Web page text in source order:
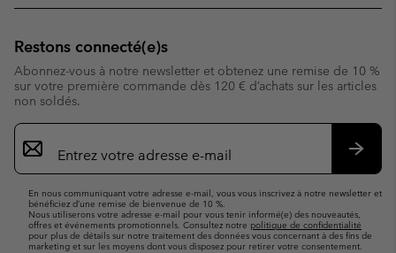
Restons connecté(e)s
Abonnez-vous à notre newsletter et obtenez une remise de 10 %
sur votre première commande dès 120 € d’achats sur les articles
non soldés.
Inscription
par
e-
En nous communiquant votre adresse e-mail, vous vous inscrivez à notre newsletter et
bénéficiez d’une remise de bienvenue de 10 %.
Nous utiliserons votre adresse e-mail pour vous tenir informé(e) des nouveautés,
offres et événements promotionnels. Consultez notre politique de confidentialité
pour plus de détails sur notre traitement des données vous concernant à des fins de
marketing et sur les moyens dont vous disposez pour retirer votre consentement.